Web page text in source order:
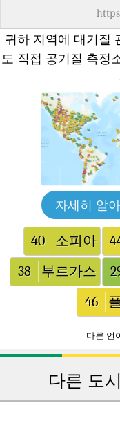
귀하 지역에 대기질
도 직접 공기질 측정
자세히 알
40 소피아
38
부르가스
46
다른 언
다른 도